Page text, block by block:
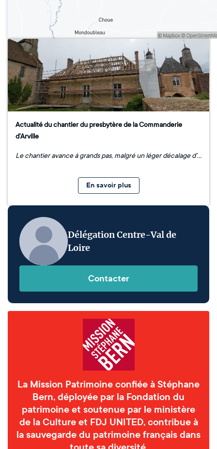
Actualité du chantier du presbytère de la Commanderie
d’Arville
Le chantier avance à grands pas, malgré un léger décalage d’environ un mois. ✔️ Les travaux de charpente sont achevés et la couverture devrait être terminée d’ici la fin du mois de septembre. ✔️ Les maçons poursuivent actuellement les consolidations intérieures avec la pose d’IPN, étape essentielle pour assurer la stabilité de l’édifice. 📸 Découvrez en images cette restauration qui redonne vie à un site emblématique de notre patrimoine templier.
En savoir plus
Délégation Centre-Val de
Loire
Contacter
La Mission Patrimoine confiée à Stéphane
Bern, déployée par la Fondation du
patrimoine et soutenue par le ministère
de la Culture et FDJ UNITED, contribue à
la sauvegarde du patrimoine français dans